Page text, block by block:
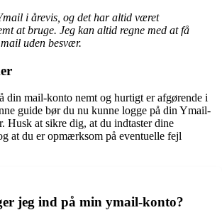
i årevis, og det har altid været
at bruge. Jeg kan altid regne med at få
uden besvær.
din mail-konto nemt og hurtigt er afgørende i
guide bør du nu kunne logge på din Ymail-
Husk at sikre dig, at du indtaster dine
at du er opmærksom på eventuelle fejl
jeg ind på min ymail-konto?